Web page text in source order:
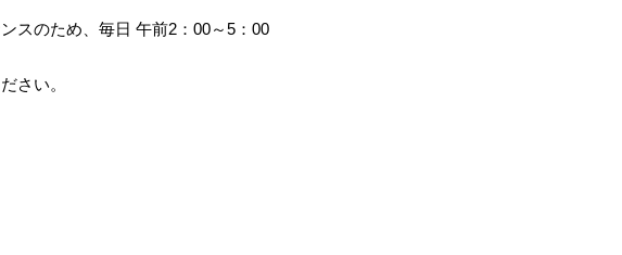
スのため、毎日 午前2：00～5：00
さい。